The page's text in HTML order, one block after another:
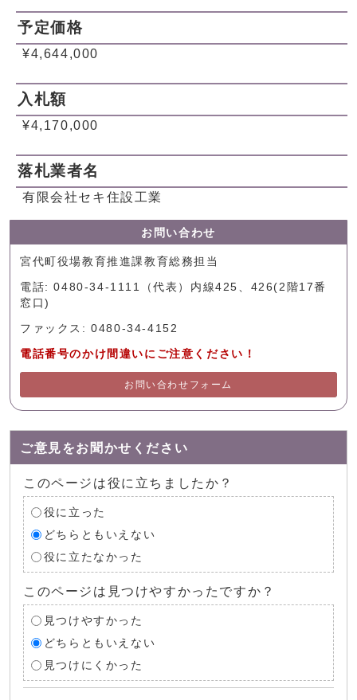
予定価格
¥4,644,000
入札額
¥4,170,000
落札業者名
有限会社セキ住設工業
お問い合わせ
宮代町役場教育推進課教育総務担当
電話: 0480-34-1111（代表）内線425、426(2階17番
窓口)
ファックス: 0480-34-4152
電話番号のかけ間違いにご注意ください！
お問い合わせフォーム
ご意見をお聞かせください
このページは役に立ちましたか？
役に立った
どちらともいえない
役に立たなかった
このページは見つけやすかったですか？
見つけやすかった
どちらともいえない
見つけにくかった